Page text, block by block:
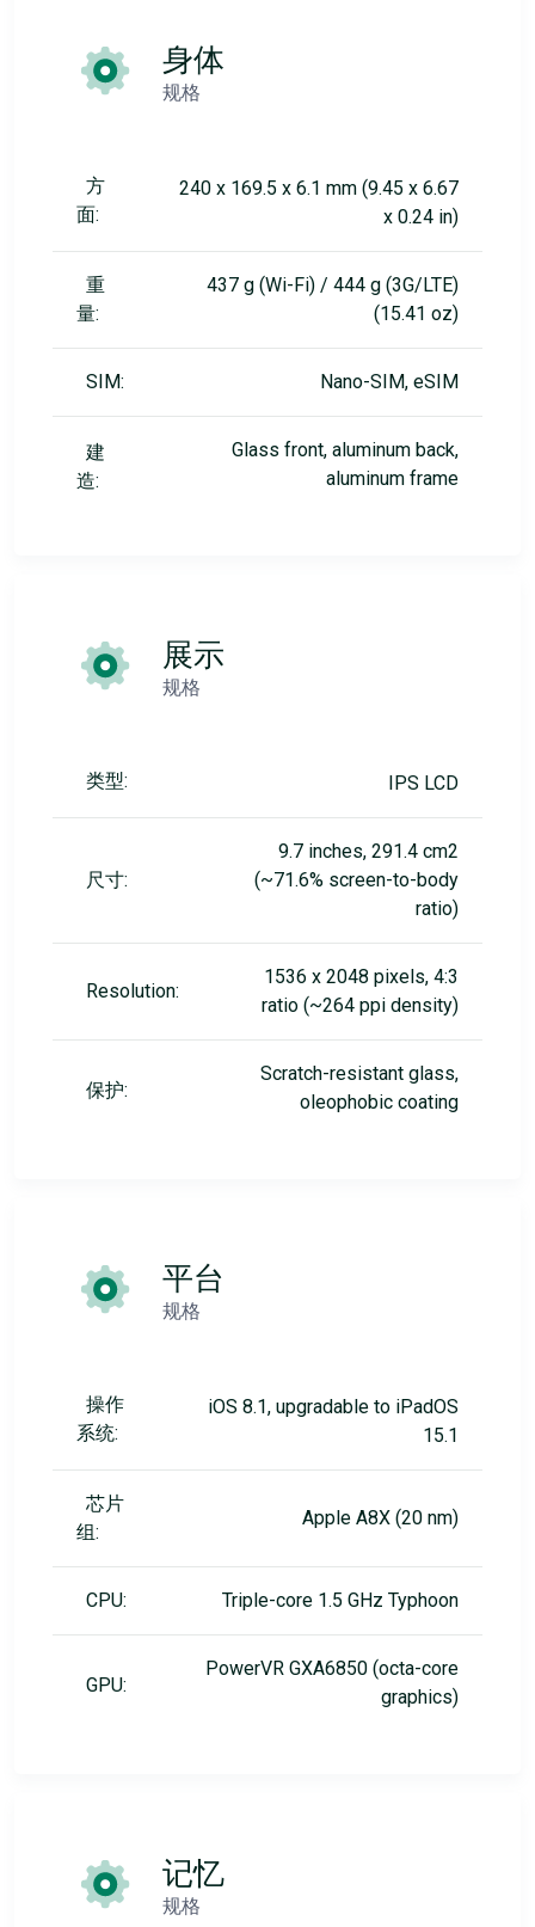
身体
规格
方
面:
240 x 169.5 x 6.1 mm (9.45 x 6.67
x 0.24 in)
重
量:
437 g (Wi-Fi) / 444 g (3G/LTE)
(15.41 oz)
SIM: Nano-SIM, eSIM
建
造:
Glass front, aluminum back,
aluminum frame
展示
规格
类型: IPS LCD
尺寸:
9.7 inches, 291.4 cm2
(~71.6% screen-to-body
ratio)
Resolution:
1536 x 2048 pixels, 4:3
ratio (~264 ppi density)
保护:
Scratch-resistant glass,
oleophobic coating
平台
规格
操作
系统:
iOS 8.1, upgradable to iPadOS
15.1
芯片
组:
Apple A8X (20 nm)
CPU: Triple-core 1.5 GHz Typhoon
GPU:
PowerVR GXA6850 (octa-core
graphics)
记忆
规格